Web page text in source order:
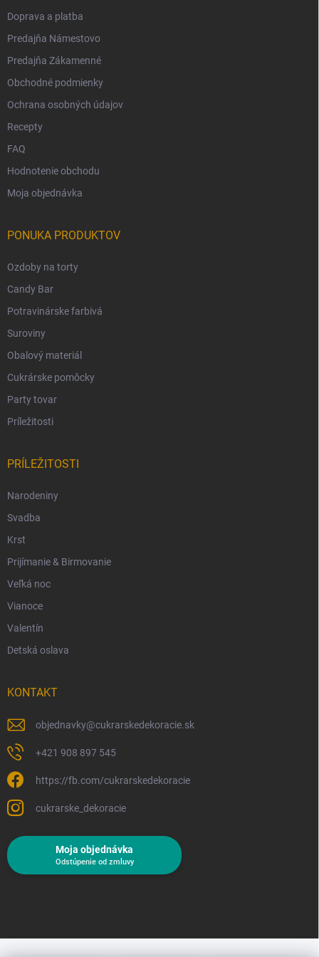
Doprava a platba
Predajňa Námestovo
Predajňa Zákamenné
Obchodné podmienky
Ochrana osobných údajov
Recepty
FAQ
Hodnotenie obchodu
Moja objednávka
PONUKA PRODUKTOV
Ozdoby na torty
Candy Bar
Potravinárske farbivá
Suroviny
Obalový materiál
Cukrárske pomôcky
Party tovar
Príležitosti
PRÍLEŽITOSTI
Narodeniny
Svadba
Krst
Prijímanie & Birmovanie
Veľká noc
Vianoce
Valentín
Detská oslava
KONTAKT
objednavky@cukrarskedekoracie.sk
+421 908 897 545
https://fb.com/cukrarskedekoracie
cukrarske_dekoracie
Moja objednávka
Odstúpenie od zmluvy